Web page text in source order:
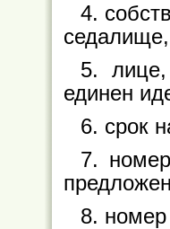
4.
5.
единен
6. срок
7.
8. номер